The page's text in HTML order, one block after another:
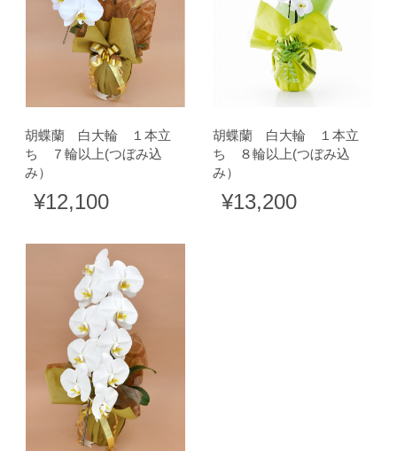
胡蝶蘭 白大輪 １本立
ち ７輪以上(つぼみ込
み）
¥12,100
胡蝶蘭 白大輪 １本立
ち ８輪以上(つぼみ込
み）
¥13,200